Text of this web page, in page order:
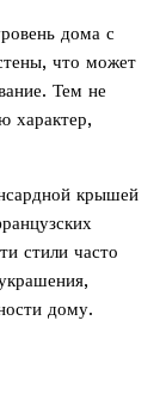
дома с
что может
Тем не
характер,
крышей
стили часто
дому.